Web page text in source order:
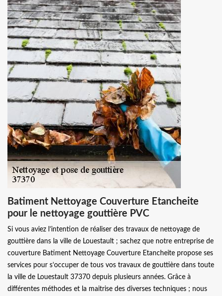
Batiment Nettoyage Couverture Etancheite
pour le nettoyage gouttière PVC
Si vous aviez l’intention de réaliser des travaux de nettoyage de
gouttière dans la ville de Louestault ; sachez que notre entreprise de
couverture Batiment Nettoyage Couverture Etancheite propose ses
services pour s’occuper de tous vos travaux de gouttière dans toute
la ville de Louestault 37370 depuis plusieurs années. Grâce à
différentes méthodes et la maitrise des diverses techniques ; nous